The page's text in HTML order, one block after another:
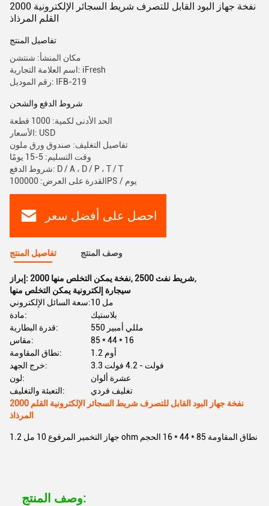
2000 نفخة جهاز البود القابل للتصرف شريط السجائر الإلكترونية
القلم المرذاذ
تفاصيل المنتج
مكان المنشأ: شنتشن
اسم العلامة التجارية: iFresh
رقم الموديل: IFB-219
شروط الدفع والشحن
الحد الأدنى لكمية: 1000 قطعة
الأسعار: USD
تفاصيل التغليف: صندوق ورق ملون
وقت التسليم: 5-15 يومًا
شروط الدفع: D / A ، D / P ، T / T
القدرة على العرض: 100000PS / يوم
احصل على أفضل سعر
تفاصيل المنتج وصف المنتج
إبراز: 2000 نفخة يمكن التخلص منها, 2500 شريط نفث,
سيجارة إلكترونية يمكن التخلص منها
سعة السائل الإلكتروني:
10 مل
مادة:
بلاستيك
قدرة البطارية:
550 مللي أمبير
مقاس:
85 * 44 * 16
نطاق المقاومة:
1.2 أوم
خرج الجهد:
3.3 فولت - 4.2 فولت
لون:
عشرة ألوان
التعبئة والتغليف:
تغليف فردي
2000 نفخة جهاز البود القابل للتصرف شريط السجائر الإلكترونية القلم
المرذاذ
جهاز التخمير المرفوع 10 مل 1.2 ohm نطاق المقاومة 85 * 44 * 16 الحجم
وصف المنتج: